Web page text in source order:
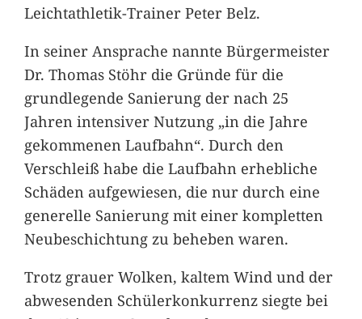
Leichtathletik-Trainer Peter Belz.
In seiner Ansprache nannte Bürgermeister
Dr. Thomas Stöhr die Gründe für die
grundlegende Sanierung der nach 25
Jahren intensiver Nutzung „in die Jahre
gekommenen Laufbahn“. Durch den
Verschleiß habe die Laufbahn erhebliche
Schäden aufgewiesen, die nur durch eine
generelle Sanierung mit einer kompletten
Neubeschichtung zu beheben waren.
Trotz grauer Wolken, kaltem Wind und der
abwesenden Schülerkonkurrenz siegte bei